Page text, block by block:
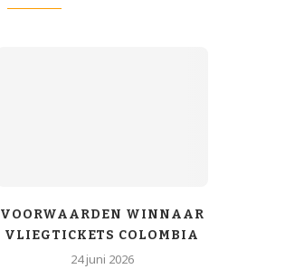
VOORWAARDEN WINNAAR
VLIEGTICKETS COLOMBIA
24 juni 2026